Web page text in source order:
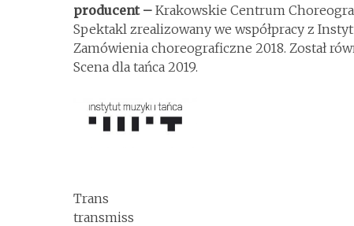
producent – Krakowskie Centrum
Spektakl zrealizowany we współpracy z
Zamówienia choreograficzne 2018. Został
Scena dla tańca 2019.
Trans
transmiss